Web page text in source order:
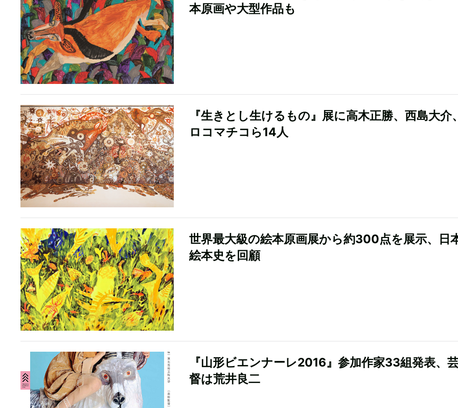
本原画や大型作品も
『生きとし生けるもの』展に高木正勝、西島大介
ロコマチコら14人
世界最大級の絵本原画展から約300点を展示、日
絵本史を回顧
『山形ビエンナーレ2016』参加作家33組発表、
督は荒井良二